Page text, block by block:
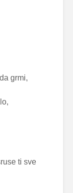
grmi,
ti sve